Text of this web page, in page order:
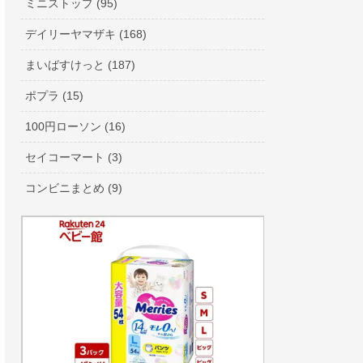
ミニストップ (95)
デイリーヤマザキ (168)
まいばすけっと (187)
ポプラ (15)
100円ローソン (16)
セイコーマート (3)
コンビニまとめ (9)